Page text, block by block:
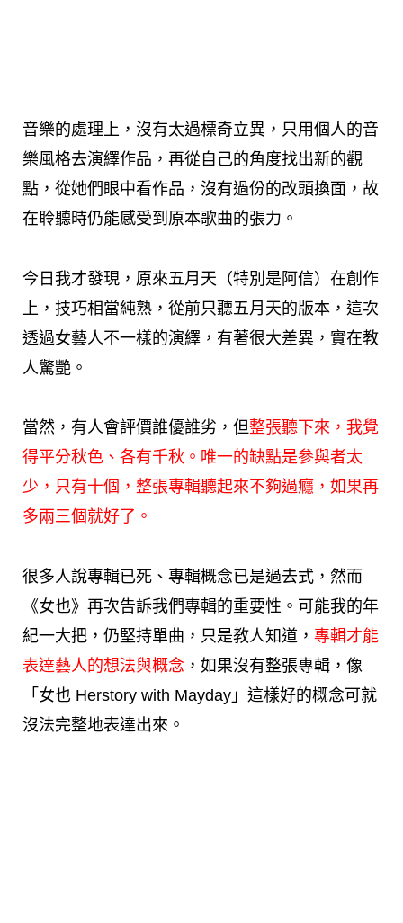
音樂的處理上，沒有太過標奇立異，只用個人的音
樂風格去演繹作品，再從自己的角度找出新的觀
點，從她們眼中看作品，沒有過份的改頭換面，故
在聆聽時仍能感受到原本歌曲的張力。
今日我才發現，原來五月天（特別是阿信）在創作
上，技巧相當純熟，從前只聽五月天的版本，這次
透過女藝人不一樣的演繹，有著很大差異，實在教
人驚艷。
當然，有人會評價誰優誰劣，但整張聽下來，我覺
得平分秋色、各有千秋。唯一的缺點是參與者太
少，只有十個，整張專輯聽起來不夠過癮，如果再
多兩三個就好了。
很多人說專輯已死、專輯概念已是過去式，然而
《女也》再次告訴我們專輯的重要性。可能我的年
紀一大把，仍堅持單曲，只是教人知道， 專輯才能
表達藝人的想法與概念 ，如果沒有整張專輯，像
「女也 Herstory with Mayday」這樣好的概念可就
沒法完整地表達出來。